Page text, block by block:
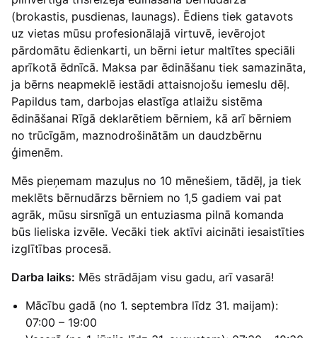
(brokastis, pusdienas, launags). Ēdiens tiek gatavots
uz vietas mūsu profesionālajā virtuvē, ievērojot
pārdomātu ēdienkarti, un bērni ietur maltītes speciāli
aprīkotā ēdnīcā. Maksa par ēdināšanu tiek samazināta,
ja bērns neapmeklē iestādi attaisnojošu iemeslu dēļ.
Papildus tam, darbojas elastīga atlaižu sistēma
ēdināšanai Rīgā deklarētiem bērniem, kā arī bērniem
no trūcīgām, maznodrošinātām un daudzbērnu
ģimenēm.
Mēs pieņemam mazuļus no 10 mēnešiem, tādēļ, ja tiek
meklēts bērnudārzs bērniem no 1,5 gadiem vai pat
agrāk, mūsu sirsnīgā un entuziasma pilnā komanda
būs lieliska izvēle. Vecāki tiek aktīvi aicināti iesaistīties
izglītības procesā.
Darba laiks: Mēs strādājam visu gadu, arī vasarā!
Mācību gadā (no 1. septembra līdz 31. maijam):
07:00 – 19:00